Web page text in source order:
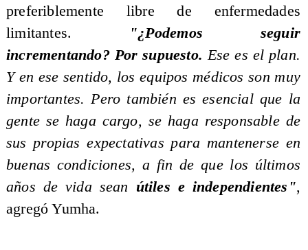
preferiblemente libre de enfermedades
limitantes.
"¿Podemos seguir
incrementando? Por supuesto. Ese es el plan.
Y en ese sentido, los equipos médicos son muy
importantes. Pero también es esencial que la
gente se haga cargo, se haga responsable de
sus propias expectativas para mantenerse en
buenas condiciones, a fin de que los últimos
años de vida sean útiles e independientes",
agregó Yumha.